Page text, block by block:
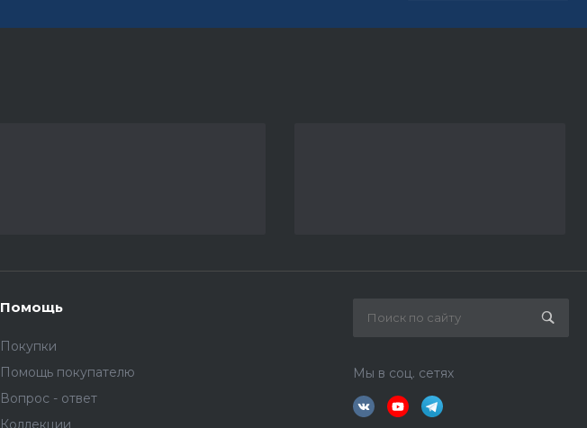
Помощь
Покупки
Помощь покупателю
Вопрос - ответ
Коллекции
Мы в соц. сетях